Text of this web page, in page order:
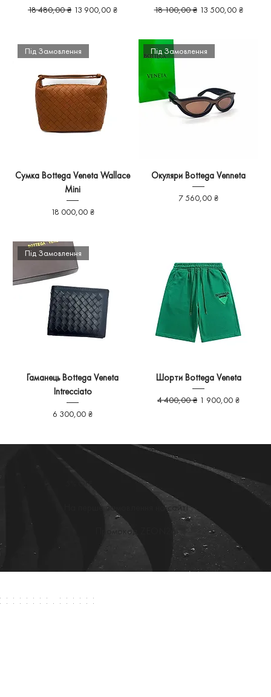
Звичайна ціна
18 480,00 ₴ За розпродажем
13 900,00 ₴ Звичайна ціна
18 100,00 ₴ За розпродажем
13 500,00 ₴
Під Замовлення
Сумка Bottega Veneta Wallace
Mini
Ціна
18 000,00 ₴
Під Замовлення
Окуляри Bottega Venneta
Ціна
7 560,00 ₴
Під Замовлення
Гаманець Bottega Veneta
Intrecciato
Ціна
6 300,00 ₴
Шорти Bottega Veneta
Звичайна ціна
4 400,00 ₴ За розпродажем
1 900,00 ₴
Промокод ZEON26
На перше замовлення на сайті